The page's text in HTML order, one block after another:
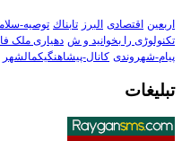
اربعین اقتصادی البرز تابناك توصیه-
تکنولوڑی را بخوانید و ش دهیاری ملک
پیام-شهروندی کانال-پیشاهنگیکمالشهر
تبلیغات